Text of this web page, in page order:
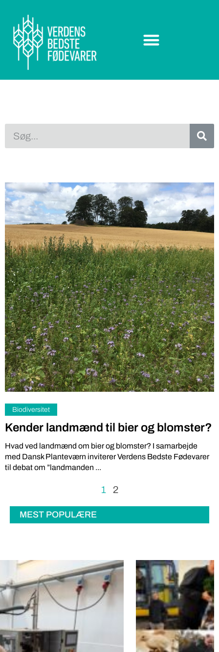
Biodiversitet
Kender landmænd til bier og blomster?
Hvad ved landmænd om bier og blomster? I samarbejde
med Dansk Planteværn inviterer Verdens Bedste Fødevarer
til debat om ”landmanden ...
1 2
MEST POPULÆRE